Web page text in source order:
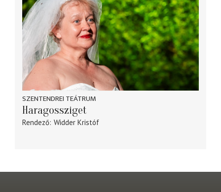
SZENTENDREI TEÁTRUM
Haragossziget
Rendező Widder Kristóf